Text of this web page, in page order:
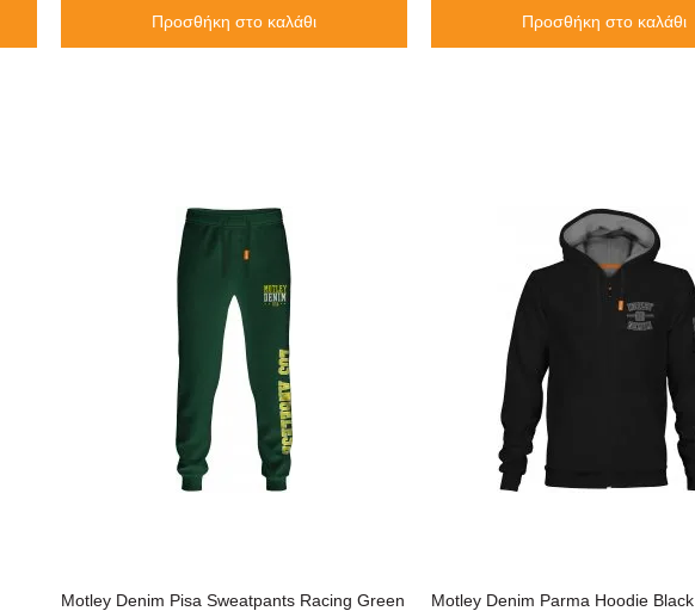
Προσθήκη στο καλάθι Προσθήκη στο καλάθι
Motley Denim Pisa Sweatpants Racing Green Motley Denim Parma Hoodie Black